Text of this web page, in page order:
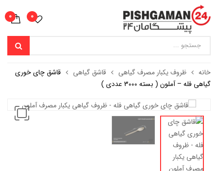
0
0
خانه ظروف یکبار مصرف گیاهی قاشق گیاهی
قاشق چای خوری
گیاهی فله – آملون ( بسته 3000 عددی )